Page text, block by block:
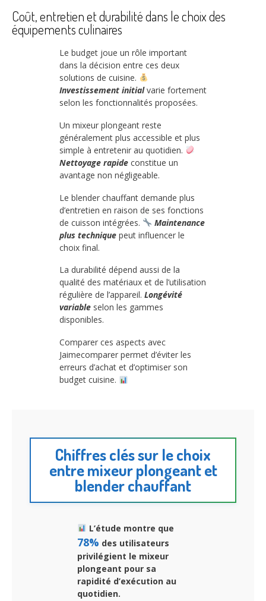
Coût, entretien et durabilité dans le choix des
équipements culinaires
Le budget joue un rôle important
dans la décision entre ces deux
solutions de cuisine.
Investissement initialvarie fortement
selon les fonctionnalités proposées.
Un mixeur plongeant reste
généralement plus accessible et plus
simple à entretenir au quotidien.
Nettoyage rapide constitue un
avantage non négligeable.
Le blender chauffant demande plus
d’entretien en raison de ses fonctions
de cuisson intégrées.
Maintenance
plus technique peut influencer le
choix final.
La durabilité dépend aussi de la
qualité des matériaux et de l’utilisation
régulière de l’appareil. Longévité
variable selon les gammes
disponibles.
Comparer ces aspects avec
Jaimecomparer permet d’éviter les
erreurs d’achat et d’optimiser son
budget cuisine.
Chiffres clés sur le choix
entre mixeur plongeant et
blender chauffant
L’étude montre que
78% des utilisateurs
privilégient le mixeur
plongeant pour sa
rapidité d’exécution au
quotidien.